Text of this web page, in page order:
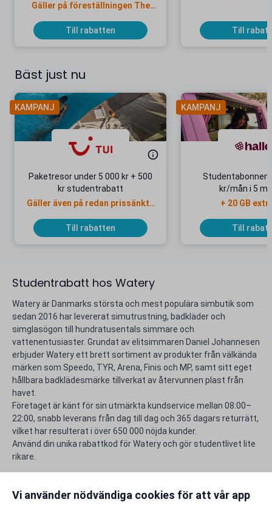
Studentrabatt hos Watery
Watery är Danmarks största och mest populära simbutik som
sedan 2016 har levererat simutrustning, badkläder och
simglasögon till hundratusentals simmare och
vattenentusiaster. Grundat av elitsimmaren Daniel Johannesen
erbjuder Watery ett brett sortiment av produkter från välkända
märken som Speedo, TYR, Arena, Finis och MP, samt sitt eget
hållbara badklädesmärke tillverkat av återvunnen plast från
havet.
Företaget är känt för sin utmärkta kundservice mellan 08:00–
22:00, snabb leverans från dag till dag och 365 dagars returrätt,
vilket har resulterat i över 650 000 nöjda kunder.
Använd din unika rabattkod för Watery och gör studentlivet lite
rikare.
Frågor & svar
Gäller på föreställningen The
Till rabatten
Till
Bäst just nu
KAMPANJ
Paketresor under 5 000 kr + 500
kr studentrabatt
Gäller även på redan prissänkta
Till rabatten
KAMPANJ
kr/mån i 5
+ 20 GB
Till
Vi använder nödvändiga cookies för att vår app